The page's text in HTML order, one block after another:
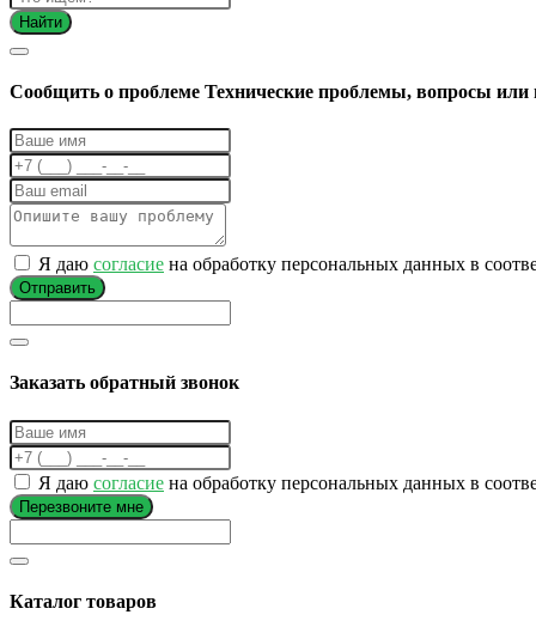
Найти
Cообщить о проблеме Технические проблемы, вопросы или
Я даю согласие на обработку персональных данных в
Отправить
Заказать обратный звонок
Я даю согласие на обработку персональных данных в
Перезвоните мне
Каталог товаров